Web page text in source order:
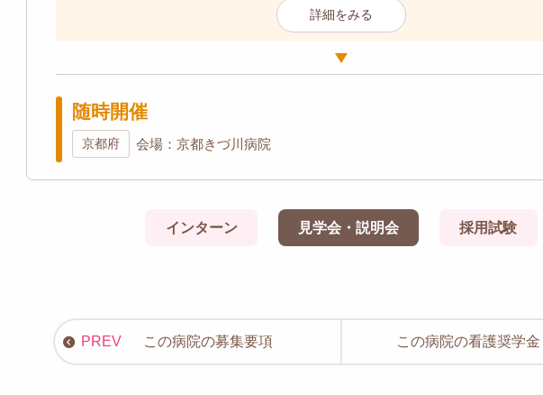
詳細をみる
随時開催
京都府 会場：京都きづ川病院
インターン 見学会・説明会 採用試験
この病院の募集要項 この病院の看護奨学金